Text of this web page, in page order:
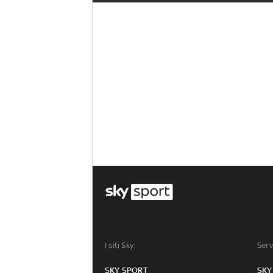
I siti Sky:
SKY SPORT